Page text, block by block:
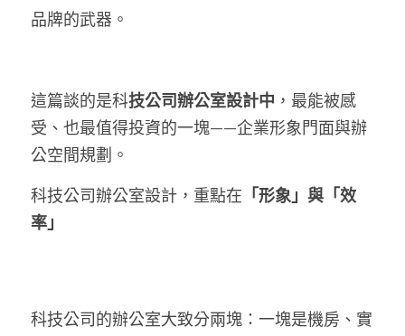
品牌的武器。
這篇談的是科技公司辦公室設計中 ，最能被感
受、也最值得投資的一塊——企業形象門面與辦
公空間規劃。
科技公司辦公室設計，重點在 「形象」與「效
率」
科技公司的辦公室大致分兩塊：一塊是機房、實